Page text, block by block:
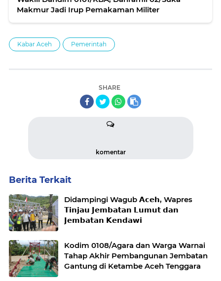
Makmur Jadi Irup Pemakaman Militer
Kabar Aceh Pemerintah
SHARE
komentar
Berita Terkait
Didampingi Wagub 𝗔𝗰𝗲𝗵, Wapres
𝗧𝗶𝗻𝗷𝗮𝘂 𝗝𝗲𝗺𝗯𝗮𝘁𝗮𝗻 𝗟𝘂𝗺𝘂𝘁 𝗱𝗮𝗻
𝗝𝗲𝗺𝗯𝗮𝘁𝗮𝗻 𝗞𝗲𝗻𝗱𝗮𝘄𝗶
Kodim 0108/Agara dan Warga Warnai
Tahap Akhir Pembangunan Jembatan
Gantung di Ketambe Aceh Tenggara